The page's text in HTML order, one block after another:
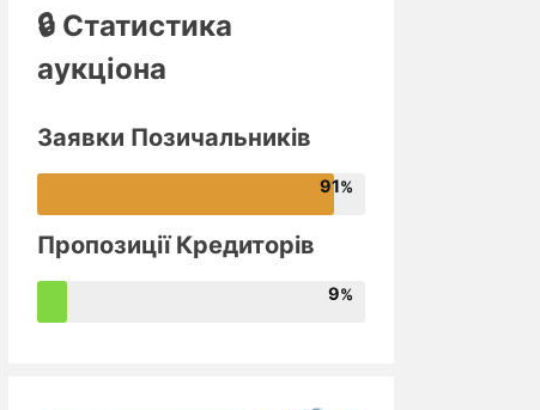
🔒 Статистика
аукціона
Заявки Позичальників
91
Пропозиції Кредиторів
9